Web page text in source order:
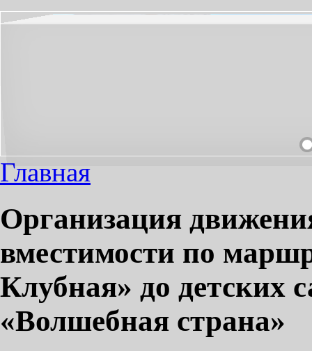
Главная
Организация
вместимости по
Клубная» до детских
«Волшебная страна»